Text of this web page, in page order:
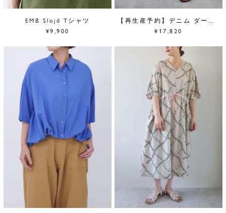
EMB Slojd Tシャツ
¥9,900
【再生産予約】デニム ダーツカーブパンツ
¥17,820